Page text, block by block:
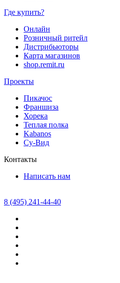
Где купить?
Онлайн
Розничный ритейл
Дистрибьюторы
Карта магазинов
shop.remit.ru
Проекты
Пикачос
Франшиза
Хорека
Теплая полка
Kabanos
Су-Вид
Контакты
Написать нам
8 (495) 241-44-40